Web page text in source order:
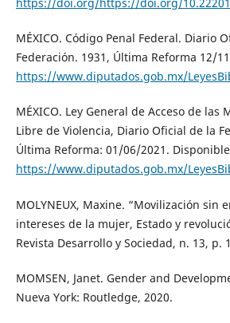
https://doi.org/https://doi.org/
MÉXICO. Código Penal Federal. Diario
Federación. 1931, Última Reforma 12/
https://www.diputados.gob.mx/
MÉXICO. Ley General de Acceso de las
Libre de Violencia, Diario Oficial de la
Última Reforma: 01/06/2021.
https://www.diputados.gob.mx/
MOLYNEUX, Maxine. “Movilización sin
intereses de la mujer, Estado y
Revista Desarrollo y Sociedad, n. 13, p.
MOMSEN, Janet. Gender and
Nueva York: Routledge, 2020.